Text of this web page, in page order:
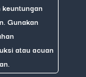
Gunakan
atau acuan